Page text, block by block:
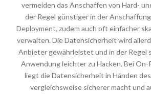
vermeiden das Anschaffen von Hard-
der Regel günstiger in der
Deployment, zudem auch oft einfacher
verwalten. Die Datensicherheit wird
Anbieter gewährleistet und in der Regel
Anwendung leichter zu Hacken. Bei On-
liegt die Datensicherheit in Händen
vergleichsweise sicherer macht und